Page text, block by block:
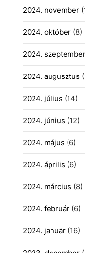
2024. november
2024. október(8)
2024. szeptember
2024. augusztus
2024. július (14)
2024. június (12)
2024. május (6)
2024. április (6)
2024. március (8)
2024. február(6)
2024. január(16)